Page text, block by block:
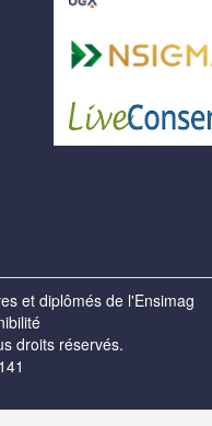
et diplômés de l'Ensimag
droits réservés.